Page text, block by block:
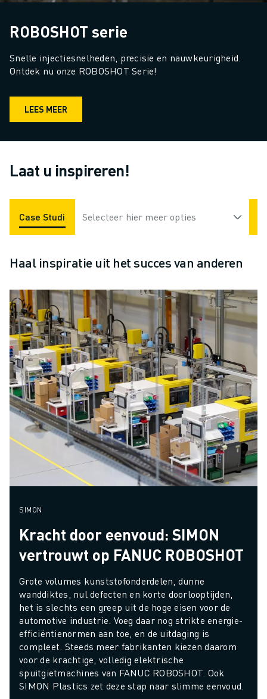
ROBOSHOT serie
Snelle injectiesnelheden, precisie en nauwkeurigheid.
Ontdek nu onze ROBOSHOT Serie!
LEES MEER
Laat u inspireren!
Case Studies Toepassingen Industrieën
Selecteer hier meer opties
Haal inspiratie uit het succes van anderen
SIMON
Kracht door eenvoud: SIMON
vertrouwt op FANUC ROBOSHOT
Grote volumes kunststofonderdelen, dunne
wanddiktes, nul defecten en korte doorlooptijden,
het is slechts een greep uit de hoge eisen voor de
automotive industrie. Voeg daar nog strikte energie-
efficiëntienormen aan toe, en de uitdaging is
compleet. Steeds meer fabrikanten kiezen daarom
voor de krachtige, volledig elektrische
spuitgietmachines van FANUC ROBOSHOT. Ook
SIMON Plastics zet deze stap naar slimme eenvoud.